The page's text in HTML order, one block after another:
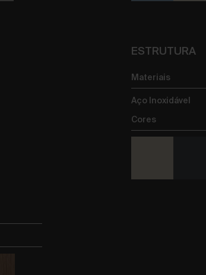
ESTRUTURA
Materiais
Aço Inoxidável
Cores